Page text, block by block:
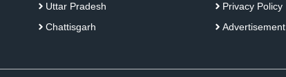
Uttar Pradesh
Chattisgarh
Privacy Policy
Advertisement